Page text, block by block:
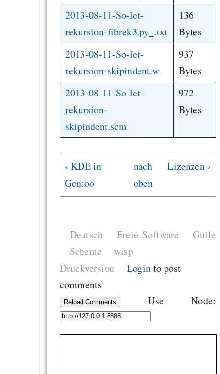
2013-08-11-So-let-
rekursion-fibrek3.py_.txt
136
Bytes
2013-08-11-So-let-
rekursion-skipindent.w
937
Bytes
2013-08-11-So-let-
rekursion-
skipindent.scm
972
Bytes
‹ KDE in
Gentoo
nach
oben
Lizenzen ›
Deutsch Freie Software
Guile
Scheme
wisp
Druckversion
Loginto post
comments
Reload Comments Use Node: